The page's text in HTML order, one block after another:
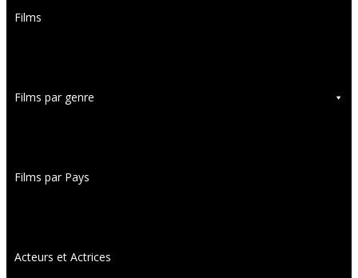
Films
Films par genre
Films par Pays
Acteurs et Actrices